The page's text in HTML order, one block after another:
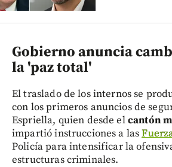
Gobierno anuncia
la 'paz total'
El traslado de los internos se
con los primeros anuncios de
Espriella, quien desde elcantón
impartió instrucciones a las
Policía para intensificar la
estructuras criminales.